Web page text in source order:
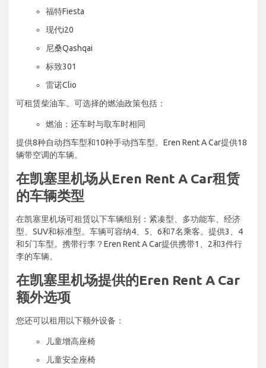
福特Fiesta
现代i20
尼桑Qashqai
标致301
雷诺Clio
可租赁柴油车。可选择的燃油政策包括：
燃油：还车时与取车时相同
提供8种自动挡车型和10种手动挡车型。Eren Rent A Car提供18
辆带空调的车辆。
在凯塞里机场从Eren Rent A Car租赁
的车辆类型
在凯塞里机场可租赁以下车辆组别：紧凑型、多功能车、经济
型、SUV和标准型。车辆可容纳4、5、6和7名乘客。提供3、4
和5门车型。携带行李？Eren Rent A Car提供携带1、2和3件行
李的车辆。
在凯塞里机场提供的Eren Rent A Car
额外选项
您还可以租用以下额外设备：
儿童增高座椅
儿童安全座椅